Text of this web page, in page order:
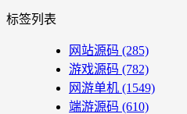
标签列表
网站源码 (285)
游戏源码 (782)
网游单机 (1549)
端游源码 (610)